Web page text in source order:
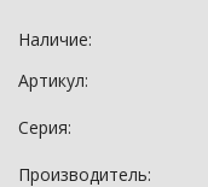
Наличие:
Артикул:
Серия:
Производитель: